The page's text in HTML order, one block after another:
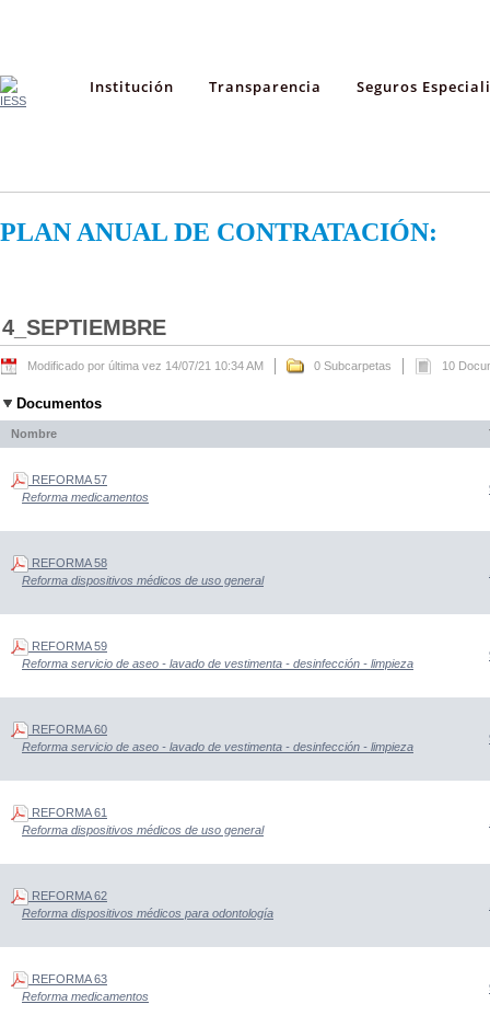
Institución Transparencia Seguros
PLAN ANUAL DE CONTRATACIÓN:
4_SEPTIEMBRE
Modificado por última vez 14/07/21 10:34 AM 0 Subcarpetas 10
Documentos
Nombre
REFORMA 57
Reforma medicamentos
REFORMA 58
Reforma dispositivos médicos de uso general
REFORMA 59
Reforma servicio de aseo - lavado de vestimenta - desinfección - limpieza
REFORMA 60
Reforma servicio de aseo - lavado de vestimenta - desinfección - limpieza
REFORMA 61
Reforma dispositivos médicos de uso general
REFORMA 62
Reforma dispositivos médicos para odontología
REFORMA 63
Reforma medicamentos